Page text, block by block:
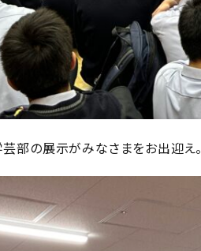
部の展示がみなさまをお出迎え。